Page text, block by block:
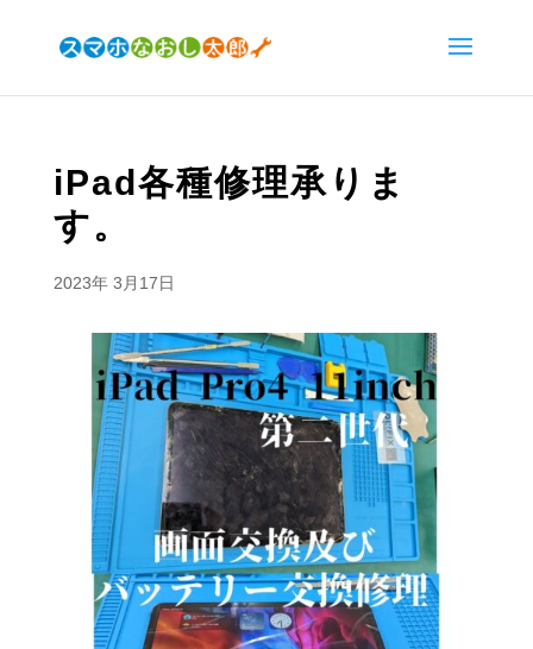
iPad各種修理承りま
す。
2023年 3月17日